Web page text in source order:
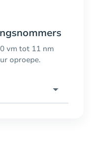
vm tot 11 nm
oproepe.